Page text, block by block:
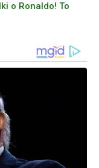
o Ronaldo! To